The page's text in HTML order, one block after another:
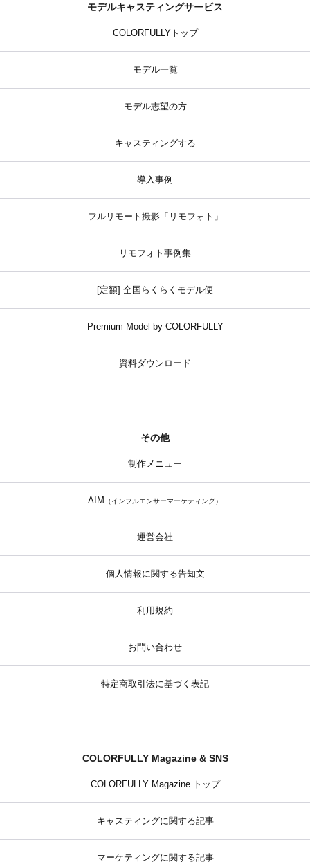
モデルキャスティングサービス
COLORFULLYトップ
モデル一覧
モデル志望の方
キャスティングする
導入事例
フルリモート撮影「リモフォト」
リモフォト事例集
[定額] 全国らくらくモデル便
Premium Model by COLORFULLY
資料ダウンロード
その他
制作メニュー
AIM （インフルエンサーマーケティング）
運営会社
個人情報に関する告知文
利用規約
お問い合わせ
特定商取引法に基づく表記
COLORFULLY Magazine & SNS
COLORFULLY Magazine トップ
キャスティングに関する記事
マーケティングに関する記事